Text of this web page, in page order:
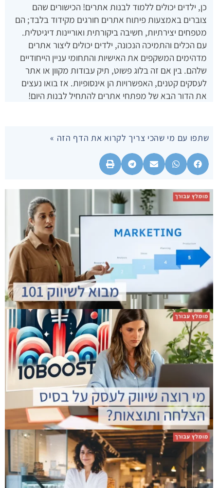
כן, ילדים יכולים ללמוד לבנות אתרים! הכישורים שהם
צוברים באמצעות פיתוח אתרים חורגים מקידוד בלבד; הם
מטפחים יצירתיות, חשיבה ביקורתית ואוריינות דיגיטלית.
עם הכלים והתמיכה הנכונה, ילדים יכולים ליצור אתרים
מדהימים המשקפים את האישיות והתחומי עניין הייחודיים
שלהם. בין אם זה בלוג פשוט, תיק עבודות מקוון או אתר
לעסקים קטנים, האפשרויות הן אינסופיות. אז בואו נעצים
את הדור הבא של מפתחי אתרים להתחיל לבנות היום!
שתפו עם מי שהכי צריך לקרוא את הדף הזה »